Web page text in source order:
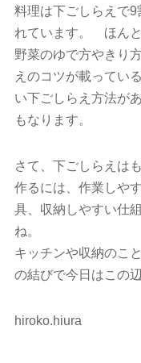
料理は下ごしらえで
れています。 ほんと
野菜のゆで方やきり
えのコツが載ってい
い下ごしらえ方法が
もなります。
さて、下ごしらえは
作るには、作業しや
具、収納しやすい仕
ね。
キッチンや収納のこ
の結びで今日はこの
hiroko.hiura